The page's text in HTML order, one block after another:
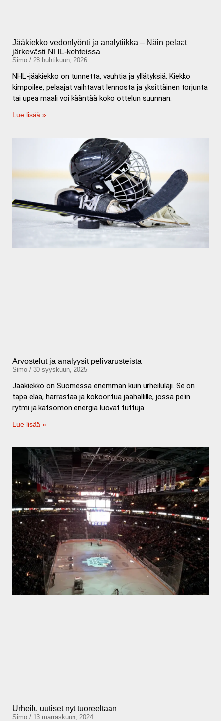
Jääkiekko vedonlyönti ja analytiikka – Näin pelaat
järkevästi NHL-kohteissa
Simo 28 huhtikuun, 2026
NHL-jääkiekko on tunnetta, vauhtia ja yllätyksiä. Kiekko
kimpoilee, pelaajat vaihtavat lennosta ja yksittäinen torjunta
tai upea maali voi kääntää koko ottelun suunnan.
Lue lisää »
Arvostelut ja analyysit pelivarusteista
Simo 30 syyskuun, 2025
Jääkiekko on Suomessa enemmän kuin urheilulaji. Se on
tapa elää, harrastaa ja kokoontua jäähallille, jossa pelin
rytmi ja katsomon energia luovat tuttuja
Lue lisää »
Urheilu uutiset nyt tuoreeltaan
Simo 13 marraskuun, 2024